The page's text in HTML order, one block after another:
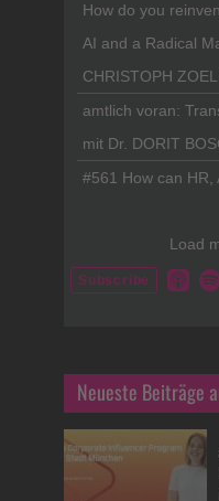
Neueste Beiträge